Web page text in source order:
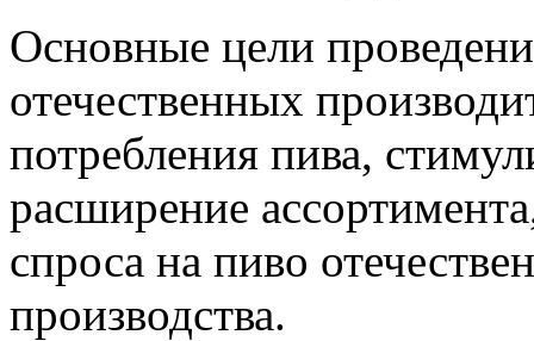
Основные цели
отечественных
потребления пива,
расширение
спроса на пиво
производства.